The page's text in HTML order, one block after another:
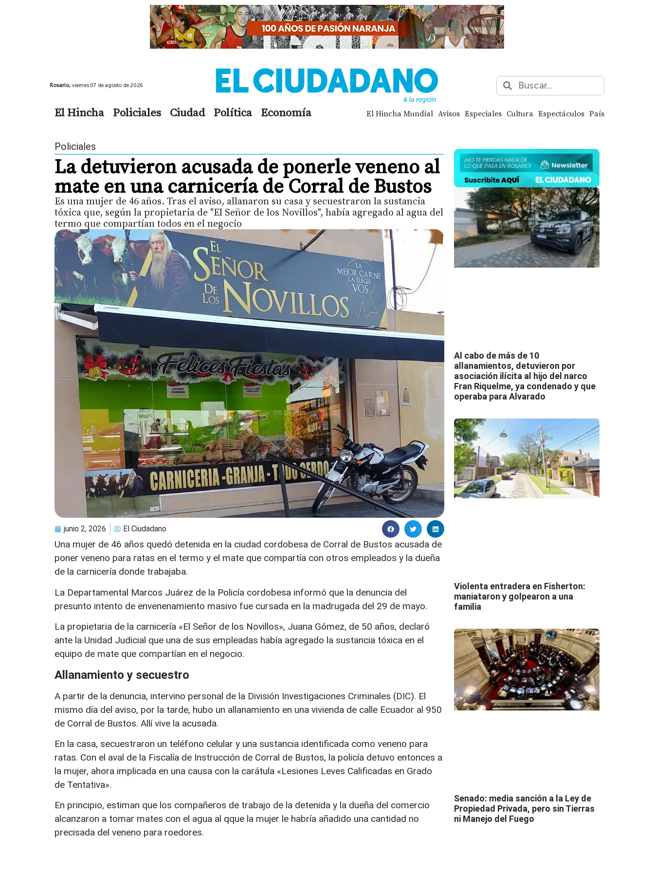
Rosario, viernes 07 de agosto de 2026
El Hincha Policiales Ciudad Política Economía El Hincha Mundial Avisos Especiales Cultura Espectáculos País
Policiales
La detuvieron acusada de ponerle veneno al
mate en una carnicería de Corral de Bustos
Es una mujer de 46 años. Tras el aviso, allanaron su casa y secuestraron la sustancia
tóxica que, según la propietaria de "El Señor de los Novillos", había agregado al agua del
termo que compartían todos en el negocio
junio 2, 2026 El Ciudadano
Una mujer de 46 años quedó detenida en la ciudad cordobesa de Corral de Bustos acusada de
poner veneno para ratas en el termo y el mate que compartía con otros empleados y la dueña
de la carnicería donde trabajaba.
La Departamental Marcos Juárez de la Policía cordobesa informó que la denuncia del
presunto intento de envenenamiento masivo fue cursada en la madrugada del 29 de mayo.
La propietaria de la carnicería «El Señor de los Novillos», Juana Gómez, de 50 años, declaró
ante la Unidad Judicial que una de sus empleadas había agregado la sustancia tóxica en el
equipo de mate que compartían en el negocio.
Allanamiento y secuestro
A partir de la denuncia, intervino personal de la División Investigaciones Criminales (DIC). El
mismo día del aviso, por la tarde, hubo un allanamiento en una vivienda de calle Ecuador al 950
de Corral de Bustos. Allí vive la acusada.
En la casa, secuestraron un teléfono celular y una sustancia identificada como veneno para
ratas. Con el aval de la Fiscalía de Instrucción de Corral de Bustos, la policía detuvo entonces a
la mujer, ahora implicada en una causa con la carátula «Lesiones Leves Calificadas en Grado
de Tentativa».
En principio, estiman que los compañeros de trabajo de la detenida y la dueña del comercio
alcanzaron a tomar mates con el agua al qque la mujer le habría añadido una cantidad no
precisada del veneno para roedores.
Al cabo de más de 10
allanamientos, detuvieron por
asociación ilícita al hijo del narco
Fran Riquelme, ya condenado y que
operaba para Alvarado
Violenta entradera en Fisherton:
maniataron y golpearon a una
familia
Senado: media sanción a la Ley de
Propiedad Privada, pero sin Tierras
ni Manejo del Fuego